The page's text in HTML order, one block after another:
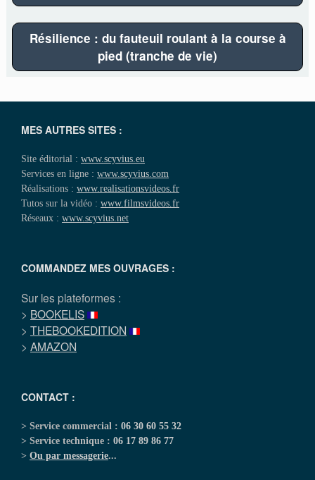
Résilience : du fauteuil roulant à la course à
pied (tranche de vie)
MES AUTRES SITES :
Site éditorial : www.scyvius.eu
Services en ligne : www.scyvius.com
Réalisations : www.realisationsvideos.fr
Tutos sur la vidéo : www.filmsvideos.fr
Réseaux : www.scyvius.net
COMMANDEZ MES OUVRAGES :
Sur les plateformes :
> BOOKELIS
> THEBOOKEDITION
> AMAZON
CONTACT :
> Service commercial : 06 30 60 55 32
> Service technique : 06 17 89 86 77
> Ou par messagerie...